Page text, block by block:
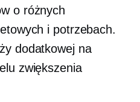
o różnych
i potrzebach.
dodatkowej na
zwiększenia